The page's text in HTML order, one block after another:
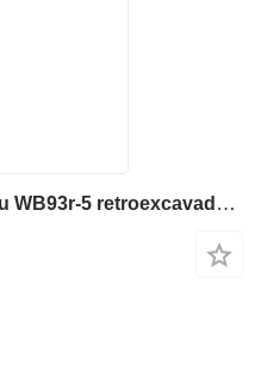
Filtro de aceite para Komatsu WB93r-5 retroexcavadora